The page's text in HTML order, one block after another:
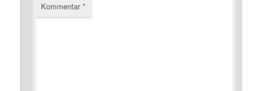
Kommentar*